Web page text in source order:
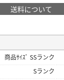
送料について
商品ｻｲｽﾞ SSランク
Sランク